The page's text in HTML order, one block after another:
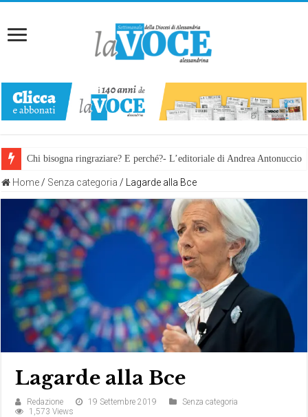
Chi bisogna ringraziare? E perché?- L’editoriale di Andrea Antonuccio
Home / Senza categoria / Lagarde alla Bce
Lagarde alla Bce
Redazione 19 Settembre 2019
Senza categoria
1,573 Views